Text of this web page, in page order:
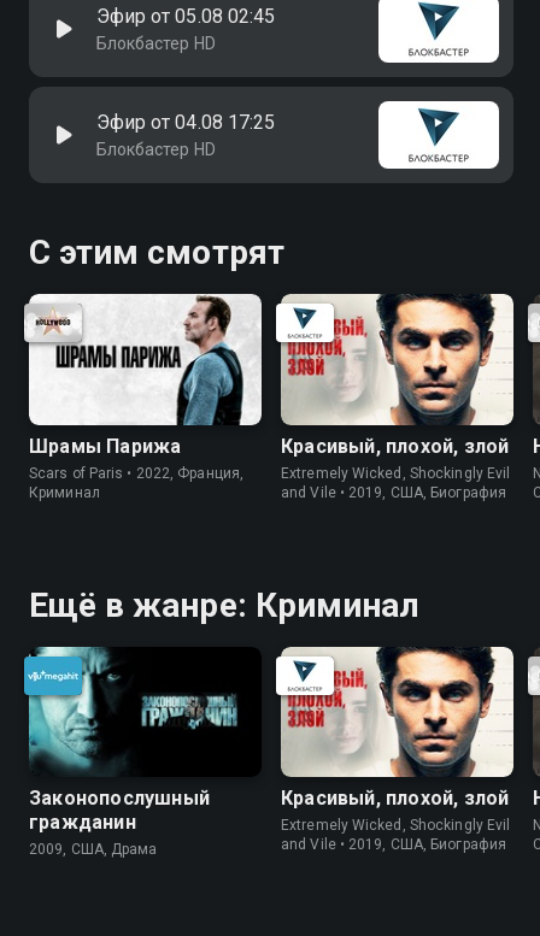
Эфир от 05.08 02:45
Блокбастер HD
Эфир от 04.08 17:25
Блокбастер HD
С этим смотрят
Шрамы Парижа
Scars of Paris • 2022, Франция,
Криминал
Красивый, плохой, злой
Extremely Wicked, Shockingly Evil
and Vile • 2019, США, Биография
Ещё в жанре: Криминал
Законопослушный
гражданин
2009, США, Драма
Красивый, плохой, злой
Extremely Wicked, Shockingly Evil
and Vile • 2019, США, Биография